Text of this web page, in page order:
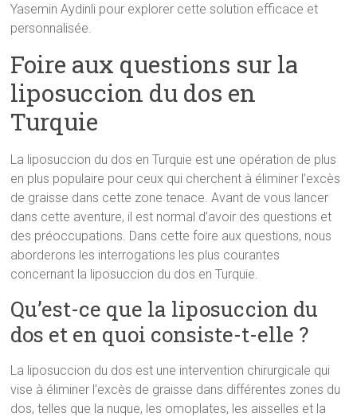
Yasemin Aydinli pour explorer cette solution efficace et
personnalisée.
Foire aux questions sur la
liposuccion du dos en
Turquie
La liposuccion du dos en Turquie est une opération de plus
en plus populaire pour ceux qui cherchent à éliminer l’excès
de graisse dans cette zone tenace. Avant de vous lancer
dans cette aventure, il est normal d’avoir des questions et
des préoccupations. Dans cette foire aux questions, nous
aborderons les interrogations les plus courantes
concernant la liposuccion du dos en Turquie.
Qu’est-ce que la liposuccion du
dos et en quoi consiste-t-elle ?
La liposuccion du dos est une intervention chirurgicale qui
vise à éliminer l’excès de graisse dans différentes zones du
dos, telles que la nuque, les omoplates, les aisselles et la